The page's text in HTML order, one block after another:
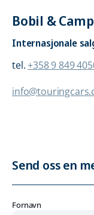
Bobil &
Internasjonale
tel.+358 9 849
Send oss en
Fornavn